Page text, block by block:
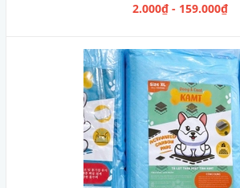
2.000₫ - 159.000₫